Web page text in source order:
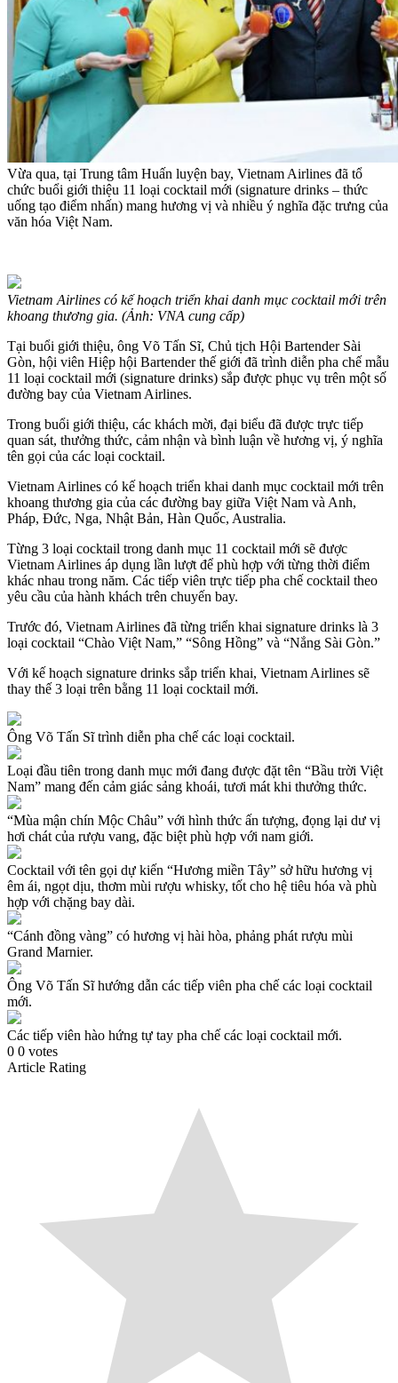
Vừa qua, tại Trung tâm Huấn luyện bay, Vietnam Airlines đã tổ
chức buổi giới thiệu 11 loại cocktail mới (signature drinks – thức
uống tạo điểm nhấn) mang hương vị và nhiều ý nghĩa đặc trưng của
văn hóa Việt Nam.
Vietnam Airlines có kế hoạch triển khai danh mục cocktail mới trên
khoang thương gia. (Ảnh: VNA cung cấp)
Tại buổi giới thiệu, ông Võ Tấn Sĩ, Chủ tịch Hội Bartender Sài
Gòn, hội viên Hiệp hội Bartender thế giới đã trình diễn pha chế mẫu
11 loại cocktail mới (signature drinks) sắp được phục vụ trên một số
đường bay của Vietnam Airlines.
Trong buổi giới thiệu, các khách mời, đại biểu đã được trực tiếp
quan sát, thưởng thức, cảm nhận và bình luận về hương vị, ý nghĩa
tên gọi của các loại cocktail.
Vietnam Airlines có kế hoạch triển khai danh mục cocktail mới trên
khoang thương gia của các đường bay giữa Việt Nam và Anh,
Pháp, Đức, Nga, Nhật Bản, Hàn Quốc, Australia.
Từng 3 loại cocktail trong danh mục 11 cocktail mới sẽ được
Vietnam Airlines áp dụng lần lượt để phù hợp với từng thời điểm
khác nhau trong năm. Các tiếp viên trực tiếp pha chế cocktail theo
yêu cầu của hành khách trên chuyến bay.
Trước đó, Vietnam Airlines đã từng triển khai signature drinks là 3
loại cocktail “Chào Việt Nam,” “Sông Hồng” và “Nắng Sài Gòn.”
Với kế hoạch signature drinks sắp triển khai, Vietnam Airlines sẽ
thay thế 3 loại trên bằng 11 loại cocktail mới.
Ông Võ Tấn Sĩ trình diễn pha chế các loại cocktail.
Loại đầu tiên trong danh mục mới đang được đặt tên “Bầu trời Việt
Nam” mang đến cảm giác sảng khoái, tươi mát khi thưởng thức.
“Mùa mận chín Mộc Châu” với hình thức ấn tượng, đọng lại dư vị
hơi chát của rượu vang, đặc biệt phù hợp với nam giới.
Cocktail với tên gọi dự kiến “Hương miền Tây” sở hữu hương vị
êm ái, ngọt dịu, thơm mùi rượu whisky, tốt cho hệ tiêu hóa và phù
hợp với chặng bay dài.
“Cánh đồng vàng” có hương vị hài hòa, phảng phát rượu mùi
Grand Marnier.
Ông Võ Tấn Sĩ hướng dẫn các tiếp viên pha chế các loại cocktail
mới.
Các tiếp viên hào hứng tự tay pha chế các loại cocktail mới.
0 0 votes
Article Rating